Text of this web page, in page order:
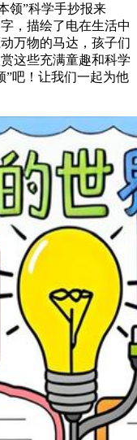
领”科学手抄报来
，描绘了电在生活中
万物的马达，孩子们
这些充满童趣和科学
”吧！让我们一起为他